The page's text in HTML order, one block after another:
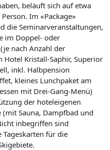
beläuft sich auf etwa
Im «Package»
die Seminarveranstaltungen,
im Doppel- oder
nach Anzahl der
Hotel Kristall-Saphir, Superior
inkl. Halbpension
kleines Lunchpaket am
mit Drei-Gang-Menü)
der hoteleigenen
(mit Sauna, Dampfbad und
inbegriffen sind
Tageskarten für die